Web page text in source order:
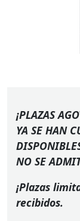
¡PLAZAS
YA SE HAN
NO SE
¡Plazas
recibidos.